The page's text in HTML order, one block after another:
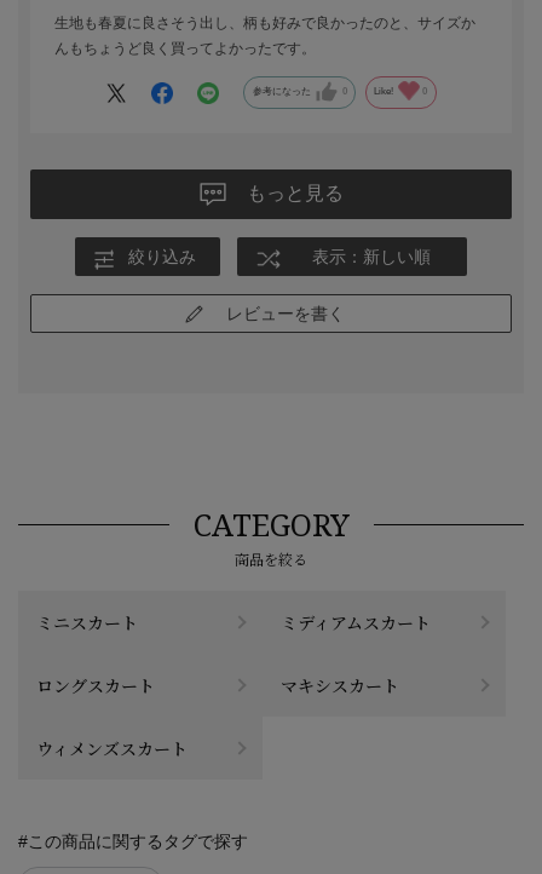
生地も春夏に良さそう出し、柄も好みで良かったのと、サイズか
んもちょうど良く買ってよかったです。
参考になった 0 Like! 0
もっと見る
絞り込み 表示：新しい順
レビューを書く
CATEGORY
商品を絞る
ミニスカート ミディアムスカート
ロングスカート マキシスカート
ウィメンズスカート
#この商品に関するタグで探す